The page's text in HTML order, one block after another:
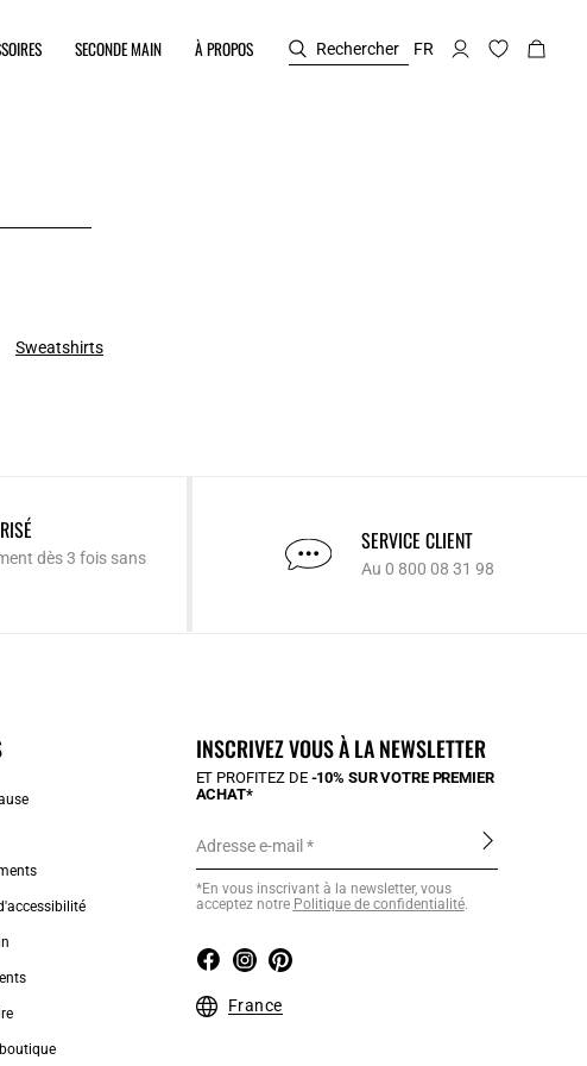
SECONDE MAIN À PROPOS Rechercher FR
Sweatshirts
dès 3 fois sans
SERVICE CLIENT
Au 0 800 08 31 98
INSCRIVEZ VOUS À LA NEWSLETTER
ET PROFITEZ DE -10% SUR VOTRE PREMIER
ACHAT*
Adresse e-mail
*En vous inscrivant à la newsletter, vous
acceptez notre Politique de confidentialité.
France